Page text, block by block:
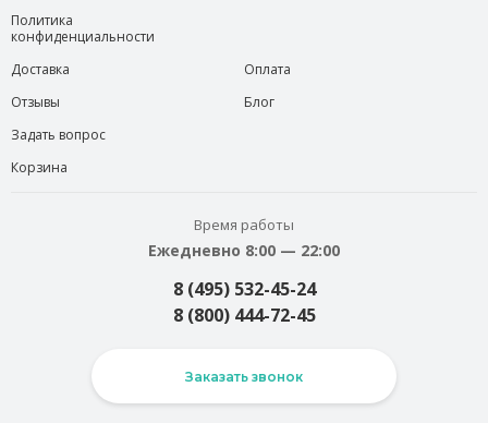
Политика
конфиденциальности
Доставка
Отзывы
Задать вопрос
Корзина
Оплата
Блог
Время работы
Ежедневно 8:00 — 22:00
8 (495) 532-45-24
8 (800) 444-72-45
Заказать звонок